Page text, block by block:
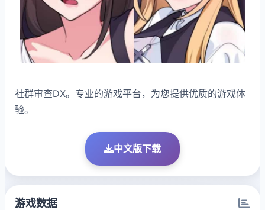
社群审查DX。专业的游戏平台，为您提供优质的游戏体
验。
中文版下载
游戏数据